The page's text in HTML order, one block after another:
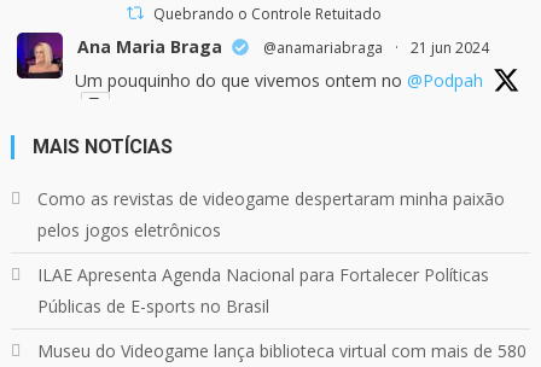
Quebrando o Controle Retuitado
Ana Maria Braga @anamariabraga · 21 jun 2024
Um pouquinho do que vivemos ontem no @Podpah
Quebrando o Controle
Confira em nosso site o mais recente REVIEW de
Skull & Bones.
Mais em:
https://buff.ly/3yPhDN2
MAIS NOTÍCIAS
Como as revistas de videogame despertaram minha paixão
pelos jogos eletrônicos
ILAE Apresenta Agenda Nacional para Fortalecer Políticas
Públicas de E-sports no Brasil
Museu do Videogame lança biblioteca virtual com mais de 580